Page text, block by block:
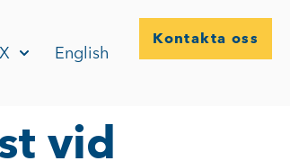
English
Kontakta oss
vid